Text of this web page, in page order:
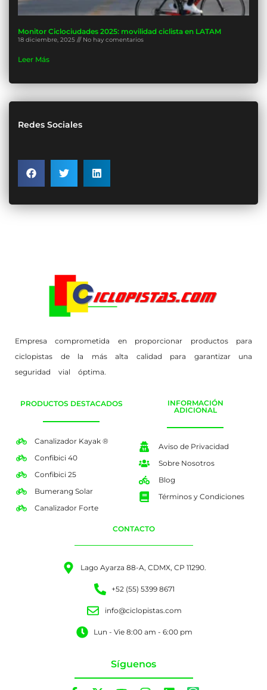
Monitor Ciclociudades 2025: movilidad ciclista en LATAM
18 diciembre, 2025 No hay comentarios
Leer Más
Redes Sociales
Empresa comprometida en proporcionar productos para
ciclopistas de la más alta calidad para garantizar una
seguridad vial óptima.
PRODUCTOS DESTACADOS
Canalizador Kayak ®
Confibici 40
Confibici 25
Bumerang Solar
Canalizador Forte
INFORMACIÓN
ADICIONAL
Aviso de Privacidad
Sobre Nosotros
Blog
Términos y Condiciones
CONTACTO
Lago Ayarza 88-A, CDMX, CP 11290.
+52 (55) 5399 8671
info@ciclopistas.com
Lun - Vie 8:00 am - 6:00 pm
Síguenos